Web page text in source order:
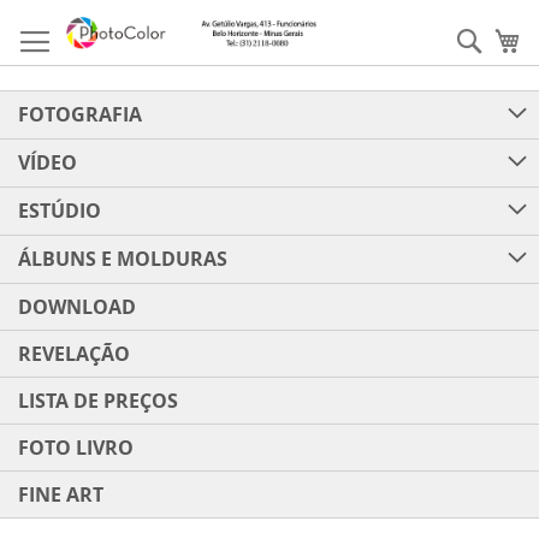
para
o
FOTOGRAFIA
VÍDEO
ESTÚDIO
ÁLBUNS E MOLDURAS
DOWNLOAD
REVELAÇÃO
LISTA DE PREÇOS
FOTO LIVRO
FINE ART